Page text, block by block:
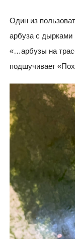
Один из
арбуза с дырками
«…арбузы на
подшучивает